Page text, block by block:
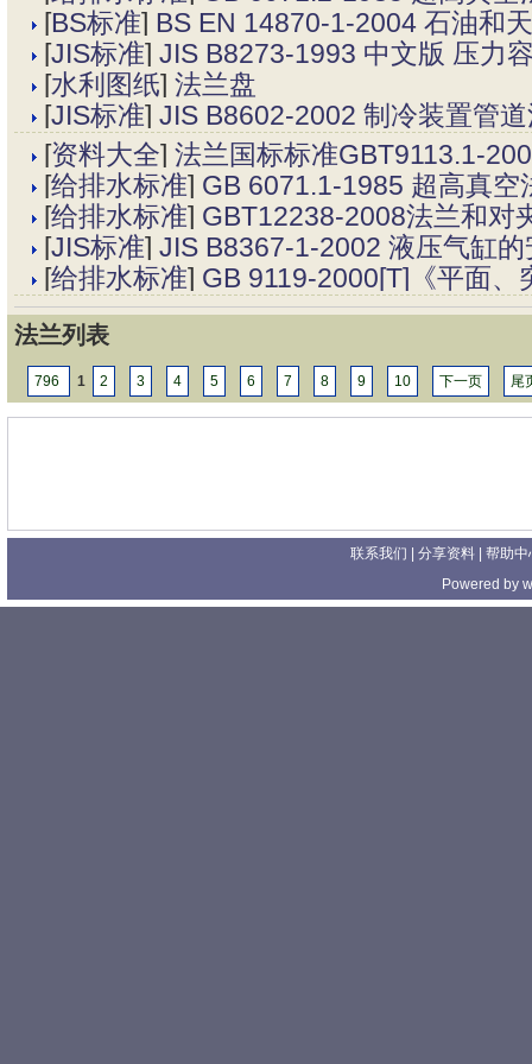
[BS标准] BS EN 14870-1-2004 石油和
[JIS标准] JIS B8273-1993 中文版 压力
[水利图纸] 法兰盘
[JIS标准] JIS B8602-2002 制冷装置管
[资料大全] 法兰国标标准GBT9113.1-
[给排水标准] GB 6071.1-1985 超高真空
[给排水标准] GBT12238-2008法兰和对
[JIS标准] JIS B8367-1-2002 液压气缸
[给排水标准] GB 9119-2000[T]《平面
法兰列表
796 1 2 3 4 5 6 7 8 9 10 下一页 尾
联系我们 | 分享资料 | 帮助中
Powered by